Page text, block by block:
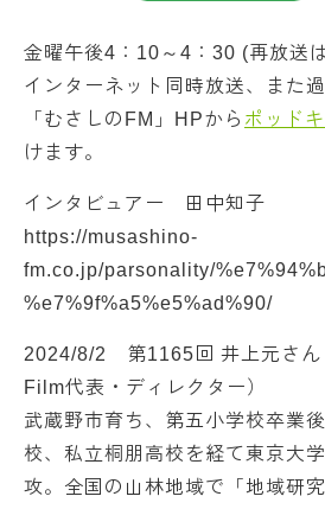
金曜午後4：10～4：30 (再放送
インターネット同時放送、また
「むさしのFM」HPから ポッド
けます。
インタビュアー 田中知子
https://musashino-
fm.co.jp/parsonality/
%e7%9f%a5%e5%ad%90/
2024/8/2 第1165回 井上元さん
Film代表・ディレクター）
武蔵野市育ち、第五小学校卒業
校、私立桐朋高校を経て東京大
攻。全国の山林地域で「地域研